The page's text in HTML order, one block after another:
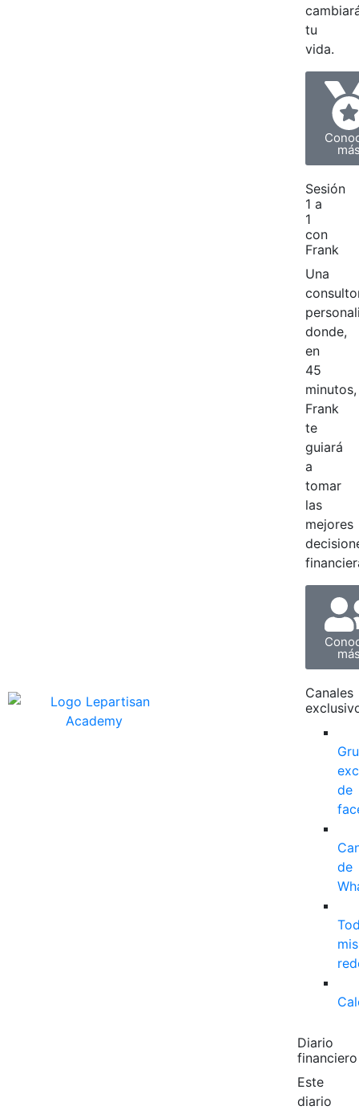
tu
vida.
Sesión
1 a
1
con
Frank
Una
donde,
en
45
minutos,
Frank
te
guiará
a
tomar
las
mejores
Canales
de
de
mis
Diario
financiero
Este
diario